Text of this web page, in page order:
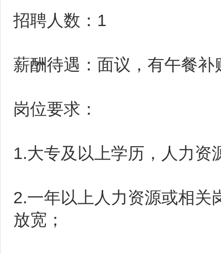
招聘人数：1
薪酬待遇：面议，有午餐补
岗位要求：
1.大专及以上学历，人力资
2.一年以上人力资源或相关
放宽；